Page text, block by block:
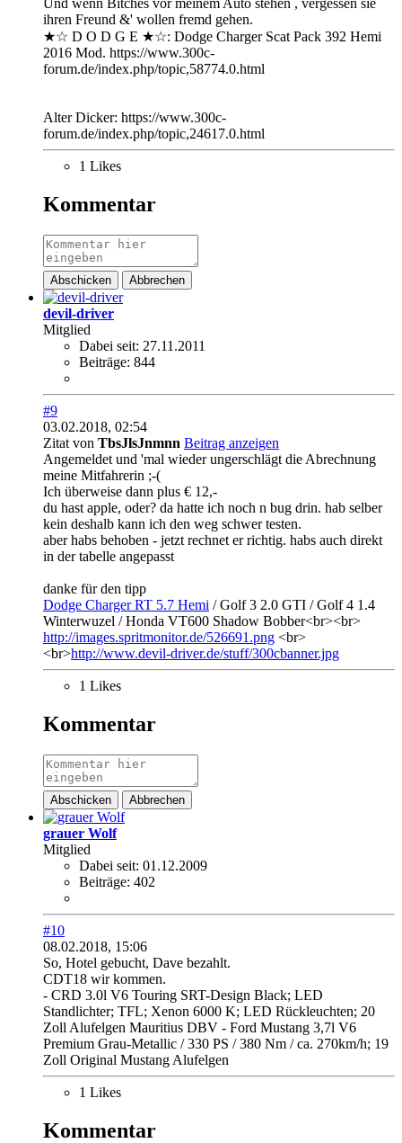
Und wenn Bitches vor meinem Auto stehen , vergessen sie
ihren Freund &' wollen fremd gehen.
★☆ D O D G E ★☆: Dodge Charger Scat Pack 392 Hemi
2016 Mod. https://www.300c-
forum.de/index.php/topic,58774.0.html
Alter Dicker: https://www.300c-
forum.de/index.php/topic,24617.0.html
1 Likes
Kommentar
Abschicken Abbrechen
devil-driver
Mitglied
Dabei seit: 27.11.2011
Beiträge: 844
#9
03.02.2018, 02:54
Zitat von TbsJlsJnmnn Beitrag anzeigen
Angemeldet und 'mal wieder ungerschlägt die Abrechnung
meine Mitfahrerin ;-(
Ich überweise dann plus € 12,-
du hast apple, oder? da hatte ich noch n bug drin. hab selber
kein deshalb kann ich den weg schwer testen.
aber habs behoben - jetzt rechnet er richtig. habs auch direkt
in der tabelle angepasst
danke für den tipp
Dodge Charger RT 5.7 Hemi / Golf 3 2.0 GTI / Golf 4 1.4
Winterwuzel / Honda VT600 Shadow Bobber<br><br>
http://images.spritmonitor.de/526691.png <br>
<br>http://www.devil-driver.de/stuff/300cbanner.jpg
1 Likes
Kommentar
Abschicken Abbrechen
grauer Wolf
Mitglied
Dabei seit: 01.12.2009
Beiträge: 402
#10
08.02.2018, 15:06
So, Hotel gebucht, Dave bezahlt.
CDT18 wir kommen.
- CRD 3.0l V6 Touring SRT-Design Black; LED
Standlichter; TFL; Xenon 6000 K; LED Rückleuchten; 20
Zoll Alufelgen Mauritius DBV - Ford Mustang 3,7l V6
Premium Grau-Metallic / 330 PS / 380 Nm / ca. 270km/h; 19
Zoll Original Mustang Alufelgen
1 Likes
Kommentar